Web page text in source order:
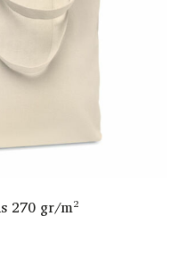
270 gr/m²